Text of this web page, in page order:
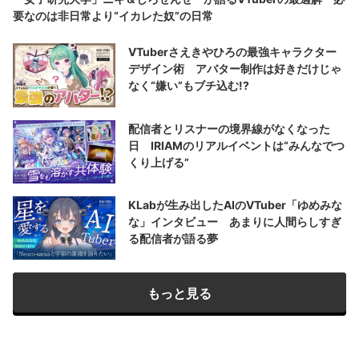
要なのは非日常より“イカレた奴”の日常
VTuberさえきやひろの最強キャラクター
デザイン術 アバター制作は好きだけじゃ
なく“嫌い”もブチ込む!?
配信者とリスナーの境界線がなくなった
日 IRIAMのリアルイベントは“みんなでつ
くり上げる”
KLabが生み出したAIのVTuber「ゆめみな
な」インタビュー あまりに人間らしすぎ
る配信者が語る夢
もっと見る